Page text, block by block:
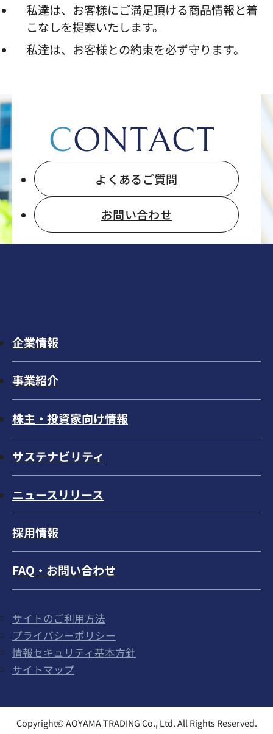
私達は、お客様にご満足頂ける商品情報と着
こなしを提案いたします。
私達は、お客様との約束を必ず守ります。
CONTACT
よくあるご質問
お問い合わせ
企業情報
事業紹介
株主・投資家向け情報
サステナビリティ
ニュースリリース
採用情報
FAQ・お問い合わせ
サイトのご利用方法
プライバシーポリシー
情報セキュリティ基本方針
サイトマップ
Copyright© AOYAMA TRADING Co., Ltd. All Rights Reserved.